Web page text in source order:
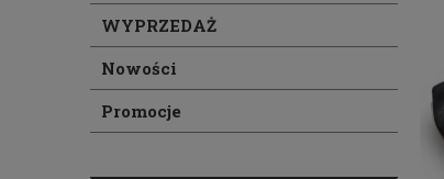
WYPRZEDAŻ
Nowości
Promocje